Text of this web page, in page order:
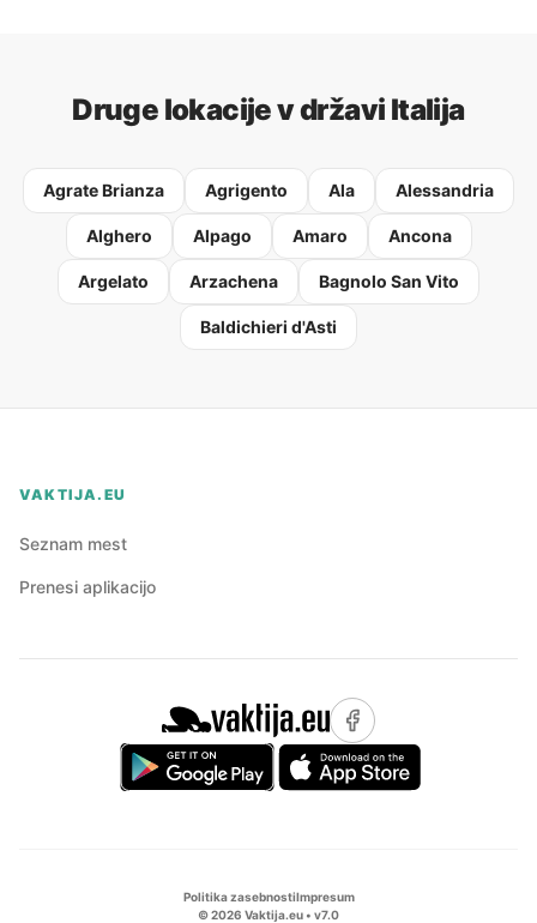
Druge lokacije v državi Italija
Agrate Brianza Agrigento Ala Alessandria
Alghero Alpago Amaro Ancona
Argelato Arzachena Bagnolo San Vito
Baldichieri d'Asti
VAKTIJA.EU
Seznam mest
Prenesi aplikacijo
Politika zasebnostiImpresum
©2026 Vaktija.eu • v7.0